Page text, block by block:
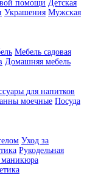
помощи Детская
Украшения Мужская
Мебель садовая
Домашняя мебель
для напитков
моечные Посуда
Уход за
Рукодельная
маникюра